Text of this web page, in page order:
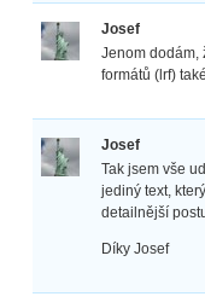
Josef
Jenom dodám,
formátů (lrf)
Josef
Tak jsem vše
jediný text,
detailnější
Díky Josef